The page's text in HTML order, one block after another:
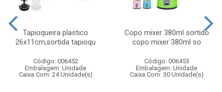
Tapioqueira plastico
26x11cm,sortida tapioqu
Código: 006452
Embalagem: Unidade
Caixa Com: 24 Unidade(s)
Copo mixer 380ml sortido
copo mixer 380ml so
Código: 006453
Embalagem: Unidade
Caixa Com: 30 Unidade(s)